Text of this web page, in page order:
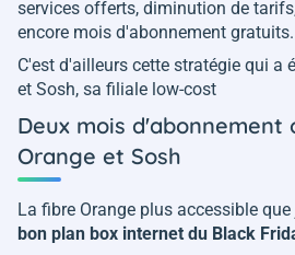
services offerts, diminution de
encore mois d'abonnement gratuits.
C'est d'ailleurs cette stratégie qui a
et Sosh, sa filiale low-cost
Deux mois d'abonnement
Orange et Sosh
La fibre Orange plus accessible
bon plan box internet du Black